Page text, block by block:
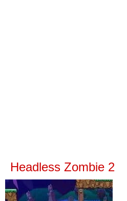
Headless Zombie 2